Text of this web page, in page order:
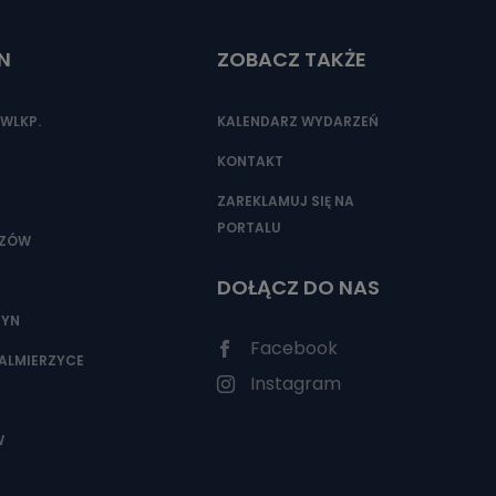
ze
ZOBACZ TAKŻE
KALENDARZ WYDARZEŃ
KONTAKT
ZAREKLAMUJ SIĘ NA
PORTALU
DOŁĄCZ DO NAS
Facebook
Instagram